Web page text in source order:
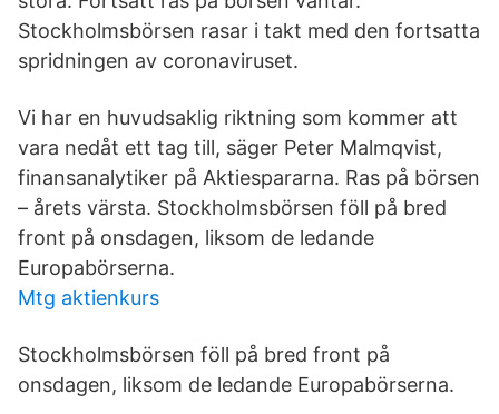
Stockholmsbörsen rasar i takt med den fortsatta
spridningen av coronaviruset.
Vi har en huvudsaklig riktning som kommer att
vara nedåt ett tag till, säger Peter Malmqvist,
finansanalytiker på Aktiespararna. Ras på börsen
– årets värsta. Stockholmsbörsen föll på bred
front på onsdagen, liksom de ledande
Europabörserna.
Mtg aktienkurs
Stockholmsbörsen föll på bred front på
onsdagen, liksom de ledande Europabörserna.